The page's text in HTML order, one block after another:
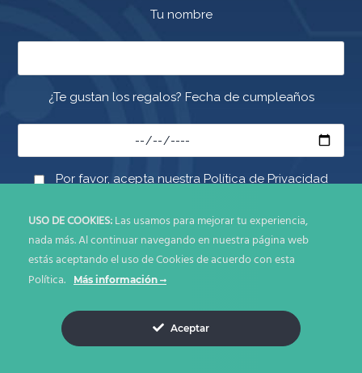
Tu nombre
¿Te gustan los regalos? Fecha de cumpleaños
Por favor, acepta nuestra Política de Privacidad
© Copyright 2026. Todos los derechos reservados IDEA DIRECTA
Términos y Condiciones
Políticas de Uso y Privacidad
USO DE COOKIES:Las usamos para mejorar tu experiencia,
nada más. Al continuar navegando en nuestra página web
estás aceptando el uso de Cookies de acuerdo con esta
Política.
Más información
Aceptar